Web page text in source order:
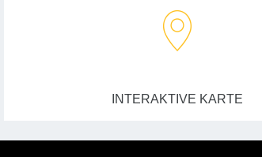
INTERAKTIVE KARTE